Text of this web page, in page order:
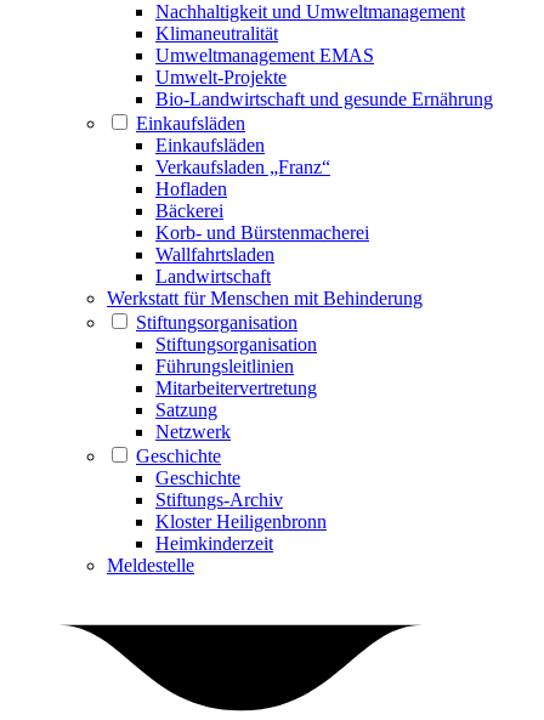
Nachhaltigkeit und Umweltmanagement
Klimaneutralität
Umweltmanagement EMAS
Umwelt-Projekte
Bio-Landwirtschaft und gesunde Ernährung
Einkaufsläden
Einkaufsläden
Verkaufsladen „Franz“
Hofladen
Bäckerei
Korb- und Bürstenmacherei
Wallfahrtsladen
Landwirtschaft
Werkstatt für Menschen mit Behinderung
Stiftungsorganisation
Stiftungsorganisation
Führungsleitlinien
Mitarbeitervertretung
Satzung
Netzwerk
Geschichte
Geschichte
Stiftungs-Archiv
Kloster Heiligenbronn
Heimkinderzeit
Meldestelle